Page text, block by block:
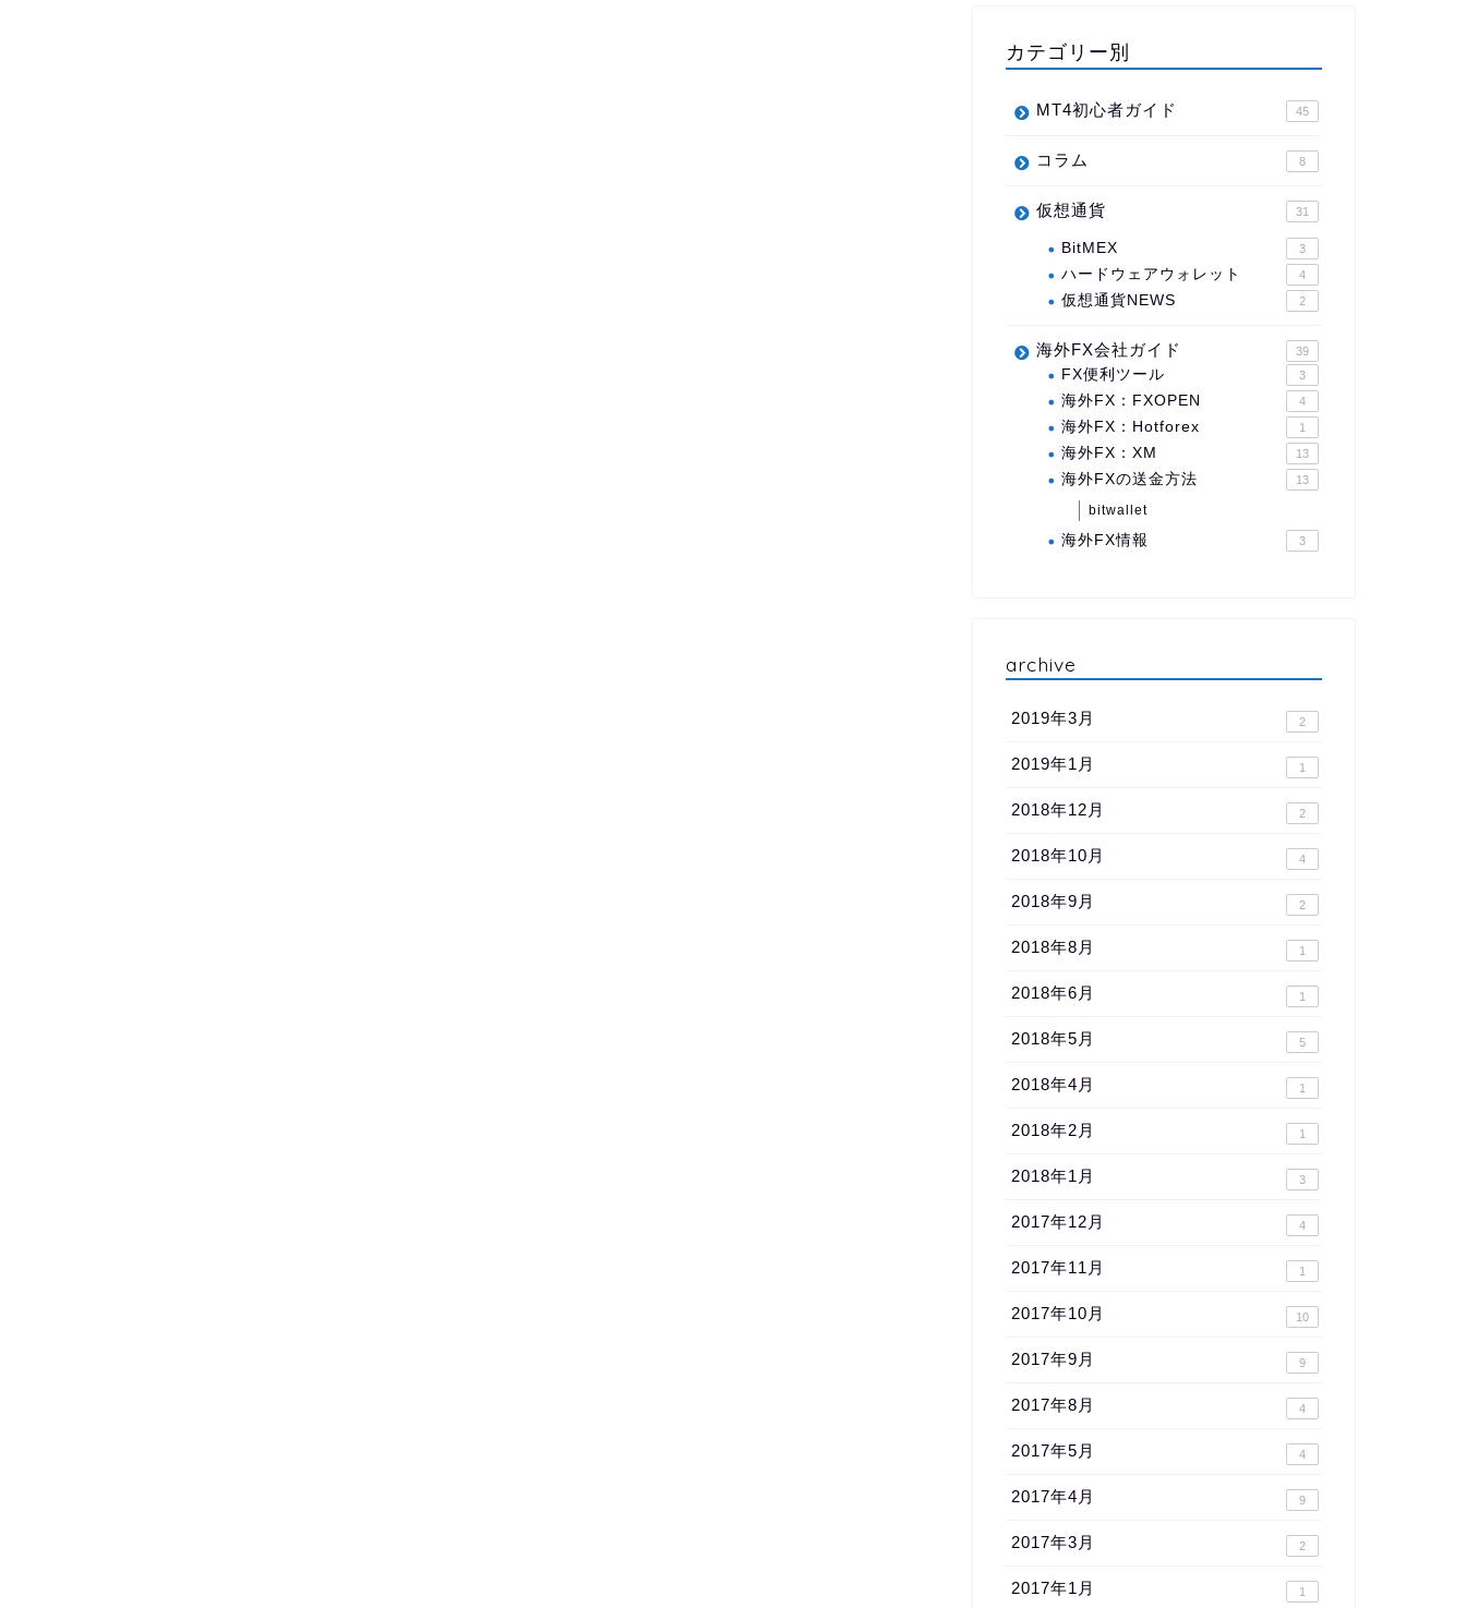
カテゴリー別
MT4初心者ガイド 45
コラム 8
仮想通貨 31
BitMEX 3
ハードウェアウォレット 4
仮想通貨NEWS 2
海外FX会社ガイド 39
FX便利ツール 3
海外FX：FXOPEN 4
海外FX：Hotforex 1
海外FX：XM 13
海外FXの送金方法 13
bitwallet
海外FX情報 3
archive
2019年3月 2
2019年1月 1
2018年12月 2
2018年10月 4
2018年9月 2
2018年8月 1
2018年6月 1
2018年5月 5
2018年4月 1
2018年2月 1
2018年1月 3
2017年12月 4
2017年11月 1
2017年10月 10
2017年9月 9
2017年8月 4
2017年5月 4
2017年4月 9
2017年3月 2
2017年1月 1